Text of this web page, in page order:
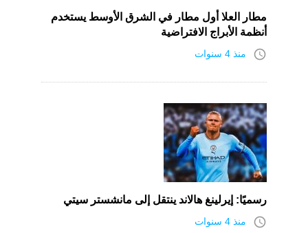
مطار العلا أول مطار في الشرق الأوسط يستخدم
أنظمة الأبراج الافتراضية
access_time منذ 4 سنوات
رسميًا: إيرلينغ هالاند ينتقل إلى مانشستر سيتي
access_time منذ 4 سنوات